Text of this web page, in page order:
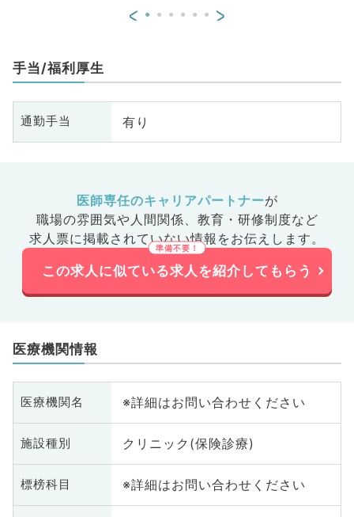
< >
手当/福利厚生
通勤手当 有り
医師専任のキャリアパートナーが
職場の雰囲気や人間関係、 教育・研修制度など
求人票に掲載されていない情報をお伝えします。
この求人に似ている求人を紹介してもらう
医療機関情報
医療機関名 ※詳細はお問い合わせください
施設種別 クリニック(保険診療)
標榜科目 ※詳細はお問い合わせください